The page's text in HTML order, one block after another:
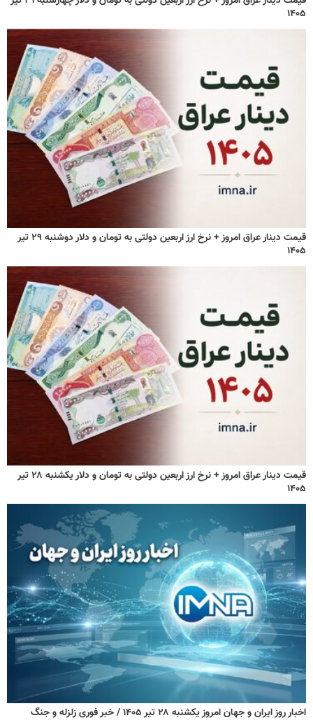
۱۴۰۵
قیمت دینار عراق امروز + نرخ ارز اربعین دولتی به تومان و دلار دوشنبه ۲۹ تیر
۱۴۰۵
قیمت دینار عراق امروز + نرخ ارز اربعین دولتی به تومان و دلار یکشنبه ۲۸ تیر
۱۴۰۵
اخبار روز ایران و جهان امروز یکشنبه ۲۸ تیر ۱۴۰۵ / خبر فوری زلزله و جنگ